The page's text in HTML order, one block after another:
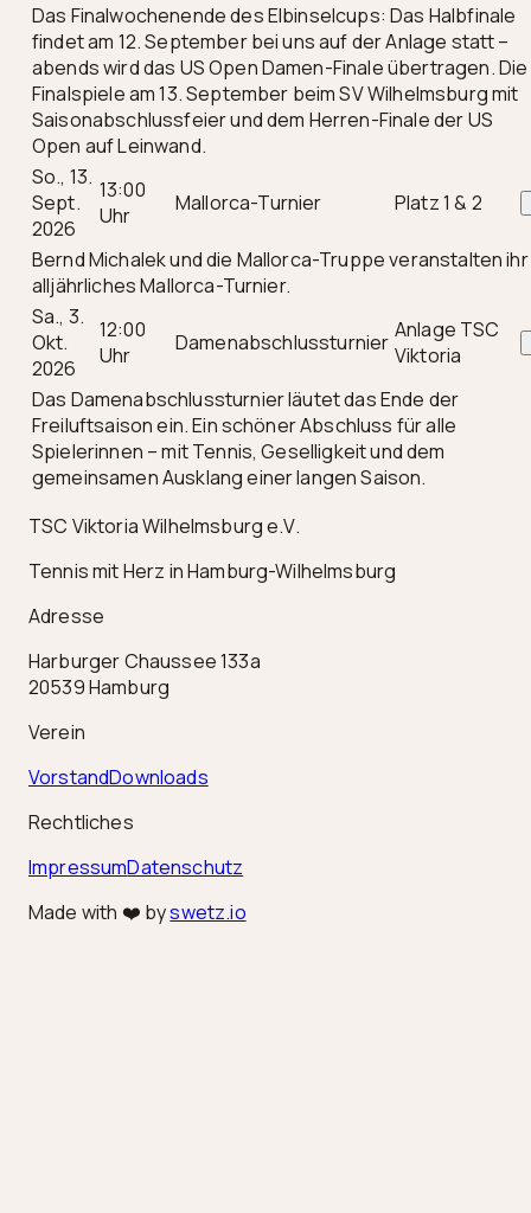
Das Finalwochenende des Elbinselcups: Das Halbfinale
findet am 12. September bei uns auf der Anlage statt –
abends wird das US Open Damen-Finale übertragen. Die
Finalspiele am 13. September beim SV Wilhelmsburg mit
Saisonabschlussfeier und dem Herren-Finale der US
Open auf Leinwand.
So., 13.
Sept.
2026
13:00
Uhr
Mallorca-Turnier Platz 1 & 2
Bernd Michalek und die Mallorca-Truppe veranstalten ihr
alljährliches Mallorca-Turnier.
Sa., 3.
Okt.
2026
12:00
Uhr
Damenabschlussturnier Anlage TSC
Viktoria
Das Damenabschlussturnier läutet das Ende der
Freiluftsaison ein. Ein schöner Abschluss für alle
Spielerinnen – mit Tennis, Geselligkeit und dem
gemeinsamen Ausklang einer langen Saison.
TSC Viktoria Wilhelmsburg e.V.
Tennis mit Herz in Hamburg-Wilhelmsburg
Adresse
Harburger Chaussee 133a
20539 Hamburg
Verein
VorstandDownloads
Rechtliches
ImpressumDatenschutz
Made with ❤️ byswetz.io